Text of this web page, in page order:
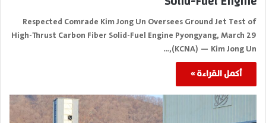
Respected Comrade Kim Jong Un Oversees Ground Jet Test of
High-Thrust Carbon Fiber Solid-Fuel Engine Pyongyang, March 29
(KCNA) — Kim Jong Un,…
أكمل القراءة »